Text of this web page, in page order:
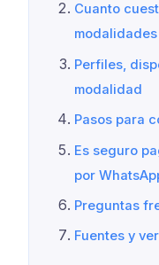
Cuanto
Perfiles,
modalidad
Pasos para
Es seguro
por
Preguntas
Fuentes y